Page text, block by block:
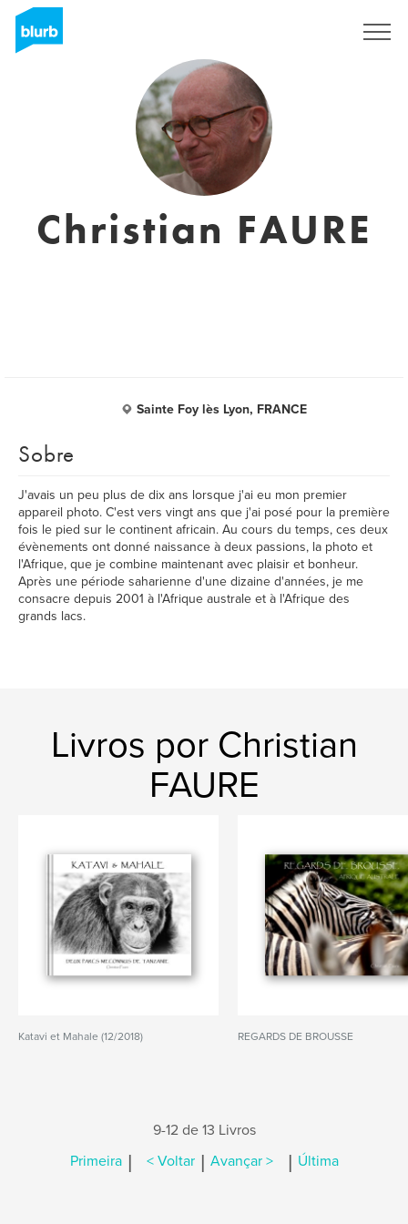
Christian FAURE
Sainte Foy lès Lyon, FRANCE
Sobre
J'avais un peu plus de dix ans lorsque j'ai eu mon premier
appareil photo. C'est vers vingt ans que j'ai posé pour la première
fois le pied sur le continent africain. Au cours du temps, ces deux
évènements ont donné naissance à deux passions, la photo et
l'Afrique, que je combine maintenant avec plaisir et bonheur.
Après une période saharienne d'une dizaine d'années, je me
consacre depuis 2001 à l'Afrique australe et à l'Afrique des
grands lacs.
Livros por Christian
FAURE
Katavi et Mahale (12/2018) REGARDS DE BROUSSE
9-12 de 13 Livros
Primeira | < Voltar | Avançar > | Última